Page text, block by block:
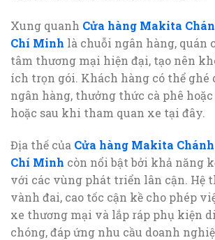
Xung quanh Cửa hàng Makita
Chí Minh là chuỗi ngân hàng, quán
tâm thương mại hiện đại, tạo nên
ích trọn gói. Khách hàng có thể ghé
ngân hàng, thưởng thức cà phê
hoặc sau khi tham quan xe tại đây.
Địa thế của Cửa hàng Makita
Chí Minh còn nổi bật bởi khả năng
với các vùng phát triển lân cận. Hệ
vành đai, cao tốc cận kề cho phép
xe thương mại và lắp ráp phụ kiện
chóng, đáp ứng nhu cầu doanh